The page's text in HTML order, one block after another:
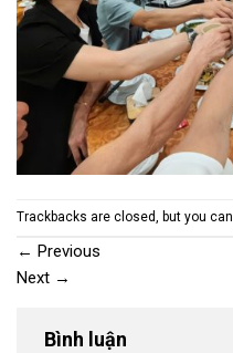
Trackbacks are closed, but you can
← Previous
Next →
Bình luận